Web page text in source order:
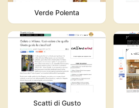
Verde Polenta
Scatti di Gusto